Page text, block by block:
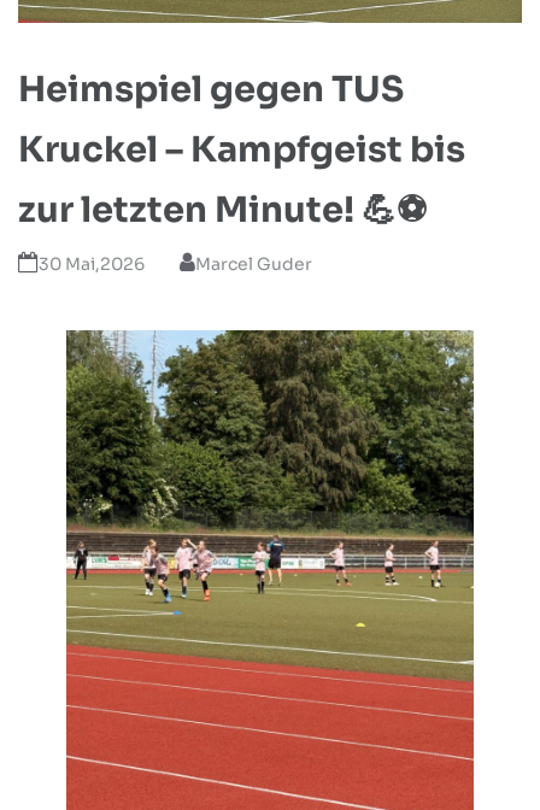
Heimspiel gegen TUS
Kruckel – Kampfgeist bis
zur letzten Minute! 💪⚽
30 Mai,2026 Marcel Guder